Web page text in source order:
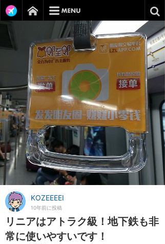
KOZEEEEI
10年前に投稿
リニアはアトラク級！地下鉄も非
常に使いやすいです！